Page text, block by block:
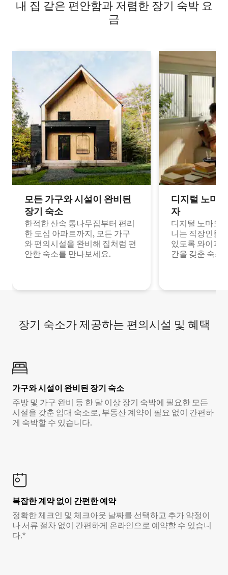
내 집 같은 편안함과 저렴한 장기 숙박 요
금
모든 가구와 시설이 완비된
장기 숙소
한적한 산속 통나무집부터 편리
한 도심 아파트까지, 모든 가구
와 편의시설을 완비해 집처럼 편
안한 숙소를 만나보세요.
디지털 노마
자
디지털 노마드
니는 직장인들
있도록 와이파
간을 갖춘 숙소
장기 숙소가 제공하는 편의시설 및 혜택
가구와 시설이 완비된 장기 숙소
주방 및 가구 완비 등 한 달 이상 장기 숙박에 필요한 모든
시설을 갖춘 임대 숙소로, 부동산 계약이 필요 없이 간편하
게 숙박할 수 있습니다.
복잡한 계약 없이 간편한 예약
정확한 체크인 및 체크아웃 날짜를 선택하고 추가 약정이
나 서류 절차 없이 간편하게 온라인으로 예약할 수 있습니
다.*